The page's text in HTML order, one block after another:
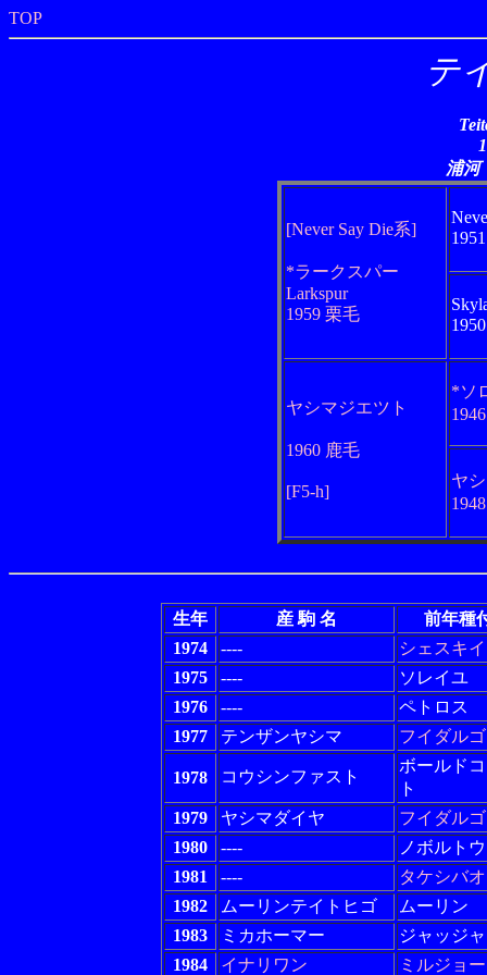
TOP
テ
浦河
[Never Say Die系]
*ラークスパー
Larkspur
1959 栗毛
ヤシマジエツト
1960 鹿毛
[F5-h]
*ソ
ヤ
生年 産 駒 名
前年種
1974
----
シェスキイ
1975
----
ソレイユ
1976
----
ペトロス
1977
テンザンヤシマ フイダルゴ
1978 コウシンファスト
ボールド
ト
1979
ヤシマダイヤ
フイダルゴ
1980
----
ノボルト
1981
----
タケシバ
1982
ムーリンテイトヒゴ
ムーリン
1983
ミカホーマー
ジャッジ
1984
イナリワン ミルジョ